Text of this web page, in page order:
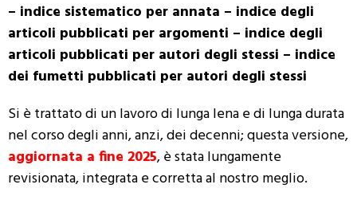
– indice sistematico per annata – indice degli
articoli pubblicati per argomenti – indice degli
articoli pubblicati per autori degli stessi – indice
dei fumetti pubblicati per autori degli stessi
Si è trattato di un lavoro di lunga lena e di lunga durata
nel corso degli anni, anzi, dei decenni; questa versione,
aggiornata a fine 2025, è stata lungamente
revisionata, integrata e corretta al nostro meglio.